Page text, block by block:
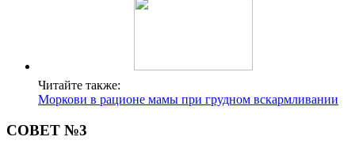
Читайте также:
Моркови в рационе мамы при грудном вскармливании
СОВЕТ №3